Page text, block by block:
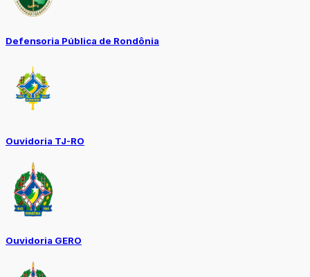
Defensoria Pública de Rondônia
Ouvidoria TJ-RO
Ouvidoria GERO